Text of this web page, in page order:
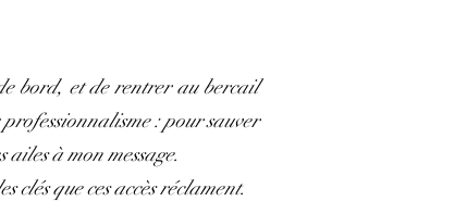
bord, et de rentrer au bercail
: pour sauver
à mon message.
clés que ces accès réclament.